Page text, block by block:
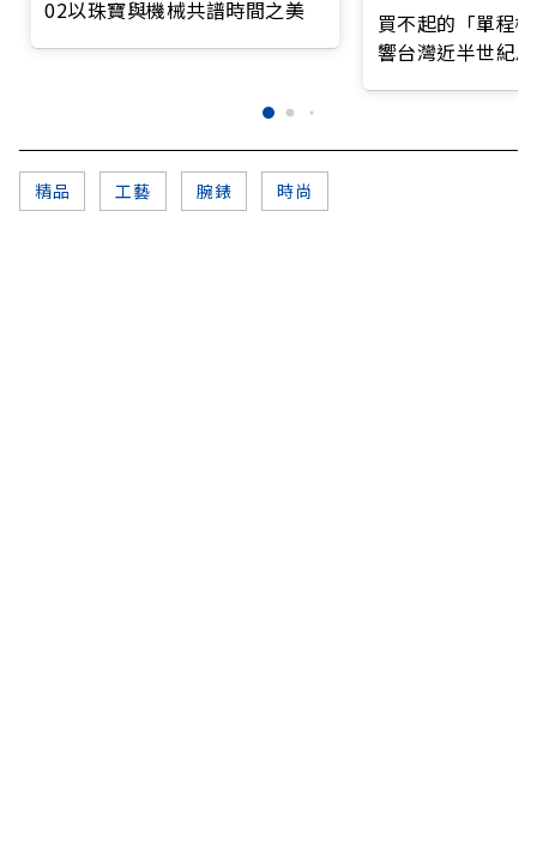
02以珠寶與機械共譜時間之美
買不起的「單程
響台灣近半世紀
精品 工藝 腕錶 時尚